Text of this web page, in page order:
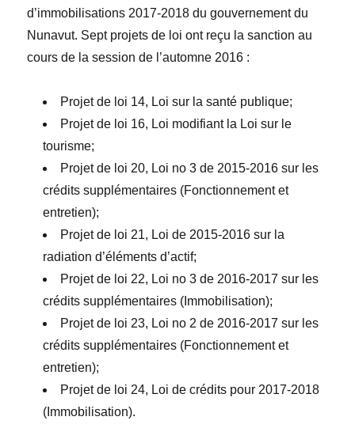
d’immobilisations 2017-2018 du gouvernement du
Nunavut. Sept projets de loi ont reçu la sanction au
cours de la session de l’automne 2016 :
Projet de loi 14, Loi sur la santé publique;
Projet de loi 16, Loi modifiant la Loi sur le
tourisme;
Projet de loi 20, Loi no 3 de 2015-2016 sur les
crédits supplémentaires (Fonctionnement et
entretien);
Projet de loi 21, Loi de 2015-2016 sur la
radiation d’éléments d’actif;
Projet de loi 22, Loi no 3 de 2016-2017 sur les
crédits supplémentaires (Immobilisation);
Projet de loi 23, Loi no 2 de 2016-2017 sur les
crédits supplémentaires (Fonctionnement et
entretien);
Projet de loi 24, Loi de crédits pour 2017-2018
(Immobilisation).